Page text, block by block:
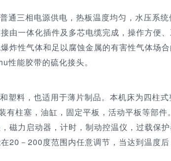
通三相电源供电，热板温度均匀，水压系
由一体化插件及多芯电缆完成，操作方便
炸性气体和足以腐蚀金属的有害性气体场
能胶带的硫化接头。
塑料，也适用于薄片制品。本机床为四柱
柱塞，油缸，固定平板，活动平板等部件
磁力启动器，计时，制动控温仪，过载保
20－200度范围内任意调节，当达到温度